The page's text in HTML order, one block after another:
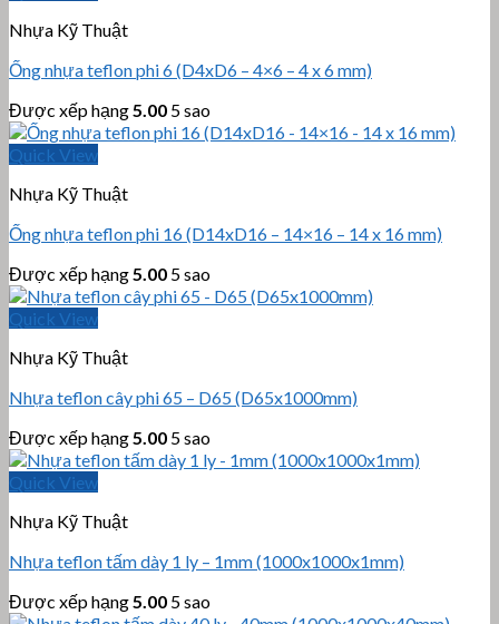
Nhựa Kỹ Thuật
Ống nhựa teflon phi 6 (D4xD6 – 4×6 – 4 x 6 mm)
Được xếp hạng 5.00 5 sao
Quick View
Nhựa Kỹ Thuật
Ống nhựa teflon phi 16 (D14xD16 – 14×16 – 14 x 16 mm)
Được xếp hạng 5.00 5 sao
Quick View
Nhựa Kỹ Thuật
Nhựa teflon cây phi 65 – D65 (D65x1000mm)
Được xếp hạng 5.00 5 sao
Quick View
Nhựa Kỹ Thuật
Nhựa teflon tấm dày 1 ly – 1mm (1000x1000x1mm)
Được xếp hạng 5.00 5 sao